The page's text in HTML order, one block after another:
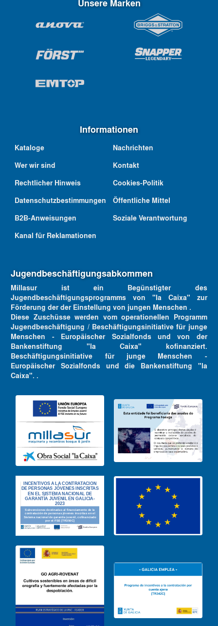
Unsere Marken
Informationen
Kataloge
Nachrichten
Wer wir sind
Kontakt
Rechtlicher Hinweis
Cookies-Politik
Datenschutzbestimmungen
Öffentliche Mittel
B2B-Anweisungen
Soziale Verantwortung
Kanal für Reklamationen
Jugendbeschäftigungsabkommen
Millasur ist ein Begünstigter des
Jugendbeschäftigungsprogramms von "la Caixa" zur
Förderung der der Einstellung von jungen Menschen .
Diese Zuschüsse werden vom operationellen Programm
Jugendbeschäftigung / Beschäftigungsinitiative für junge
Menschen - Europäischer Sozialfonds und von der
Bankenstiftung "la Caixa" kofinanziert.
Beschäftigungsinitiative für junge Menschen -
Europäischer Sozialfonds und die Bankenstiftung "la
Caixa". .